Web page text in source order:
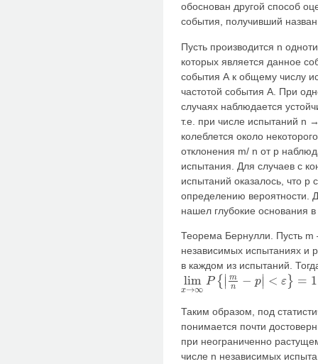
обоснован другой способ
события, получивший
Пусть производится n
которых является данное
события А к общему числу
частотой события А. При
случаях наблюдается
т.е. при числе испытаний n
колеблется около
отклонения m/ n от р
испытания. Для случаев с
испытаний оказалось, что р
определению вероятности.
нашел глубокие основания
Теорема Бернулли. Пусть m
независимых испытаниях и
в каждом из испытаний.
lim
x→∞
P { ∣ m
n
− p∣
∣ < ε } = 1
limx→ ∞P {| mn− p|< }=
Таким образом, под
понимается почти
при неограниченно
числе n независимых